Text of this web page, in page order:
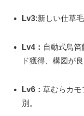
Lv3:新しい仕草
Lv4： 自動式鳥
ド獲得、構図が
Lv6：草むらカモ
別。